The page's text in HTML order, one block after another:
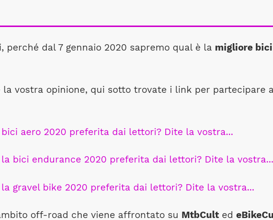
perché dal 7 gennaio 2020 sapremo qual è la migliore
la vostra opinione, qui sotto trovate i link per partecipare
bici aero 2020 preferita dai lettori? Dite la vostra...
la bici endurance 2020 preferita dai lettori? Dite la vostra...
la gravel bike 2020 preferita dai lettori? Dite la vostra...
off-road che viene affrontato su MtbCult ed